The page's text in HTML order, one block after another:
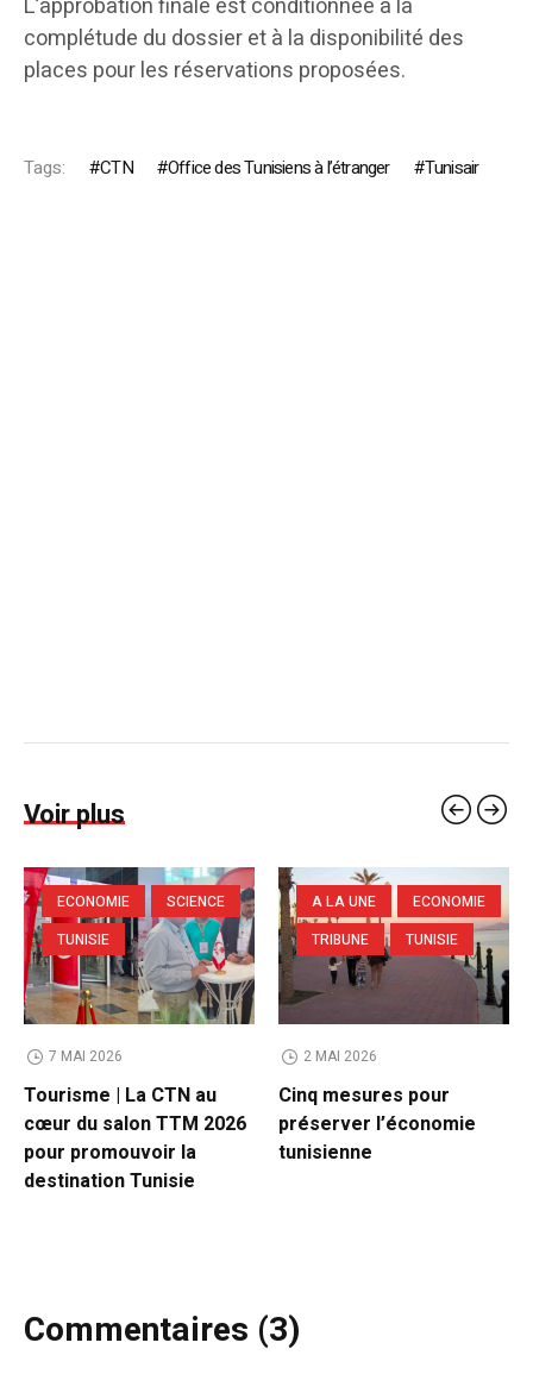
L’approbation finale est conditionnée à la
complétude du dossier et à la disponibilité des
places pour les réservations proposées.
Tags: CTN Office des Tunisiens à l’étranger Tunisair
Voir plus
ECONOMIE
SCIENCE
TUNISIE
7 MAI 2026
Tourisme | La CTN au
cœur du salon TTM 2026
pour promouvoir la
destination Tunisie
A LA UNE
ECONOMIE
TRIBUNE
TUNISIE
2 MAI 2026
Cinq mesures pour
préserver l’économie
tunisienne
Commentaires (3)